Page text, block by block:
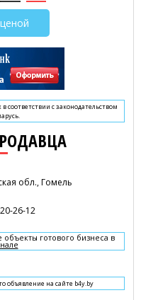
соответствии с законодательством
обл., Гомель
26-12
готового бизнеса в
объявление на сайте b4y.by